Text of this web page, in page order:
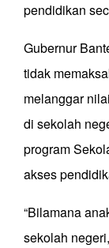
pendidikan
Gubernur
tidak
melanggar
di sekolah
program
akses
“Bilamana
sekolah